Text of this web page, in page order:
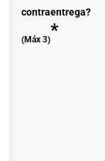
contraentrega?
(Máx 3)*